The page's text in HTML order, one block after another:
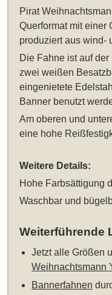
Pirat
Querformat mit einer
produziert aus wind-
Die Fahne ist auf
zwei weißen
eingenietete
Banner benutzt
Am oberen und
eine hohe
Weitere Details:
Hohe Farbsättigung
Waschbar und
Weiterführende
Jetzt alle Größen
Weihnachtsmann
Bannerfahnen